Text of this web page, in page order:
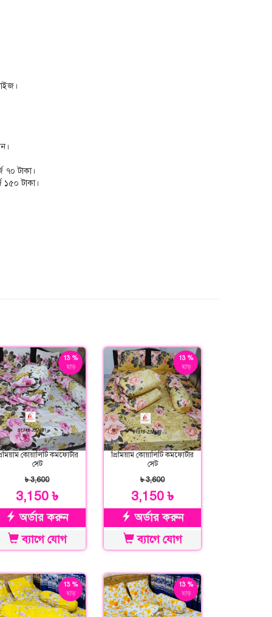
৭০ টাকা।
১৫০ টাকা।
13 %
ছাড়
কোয়ালিটি কমফোর্টার
সেট
৳ 3,600
3,150 ৳
অর্ডার করুন
ব্যাগে যোগ
13 %
ছাড়
প্রিমিয়াম কোয়ালিটি কমফোর্টার
সেট
৳ 3,600
3,150 ৳
অর্ডার করুন
ব্যাগে যোগ
13 %
ছাড়
13 %
ছাড়